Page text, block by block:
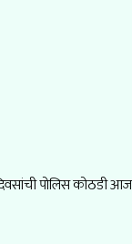
पोलिस कोठडी